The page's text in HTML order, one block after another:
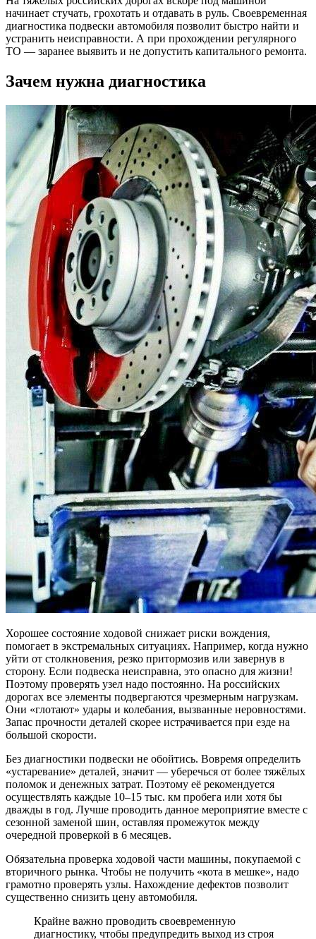
начинает стучать, грохотать и отдавать в руль. Своевременная
диагностика подвески автомобиля позволит быстро найти и
устранить неисправности. А при прохождении регулярного
ТО — заранее выявить и не допустить капитального ремонта.
Зачем нужна диагностика
Хорошее состояние ходовой снижает риски вождения,
помогает в экстремальных ситуациях. Например, когда нужно
уйти от столкновения, резко притормозив или завернув в
сторону. Если подвеска неисправна, это опасно для жизни!
Поэтому проверять узел надо постоянно. На российских
дорогах все элементы подвергаются чрезмерным нагрузкам.
Они «глотают» удары и колебания, вызванные неровностями.
Запас прочности деталей скорее истрачивается при езде на
большой скорости.
Без диагностики подвески не обойтись. Вовремя определить
«устаревание» деталей, значит — уберечься от более тяжёлых
поломок и денежных затрат. Поэтому её рекомендуется
осуществлять каждые 10–15 тыс. км пробега или хотя бы
дважды в год. Лучше проводить данное мероприятие вместе с
сезонной заменой шин, оставляя промежуток между
очередной проверкой в 6 месяцев.
Обязательна проверка ходовой части машины, покупаемой с
вторичного рынка. Чтобы не получить «кота в мешке», надо
грамотно проверять узлы. Нахождение дефектов позволит
существенно снизить цену автомобиля.
Крайне важно проводить своевременную
диагностику, чтобы предупредить выход из строя